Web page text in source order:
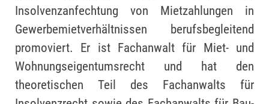
Insolvenzanfechtung von Mietzahlungen in
Gewerbemietverhältnissen berufsbegleitend
promoviert. Er ist Fachanwalt für Miet- und
Wohnungseigentumsrecht und hat den
theoretischen Teil des Fachanwalts für